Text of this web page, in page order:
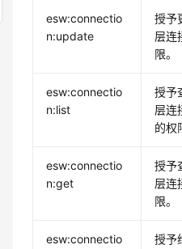
esw:connectio
n:update
授予
层连
限。
esw:connectio
n:list
授予
层连
的权
esw:connectio
n:get
授予
层连
限。
esw:connectio
授予